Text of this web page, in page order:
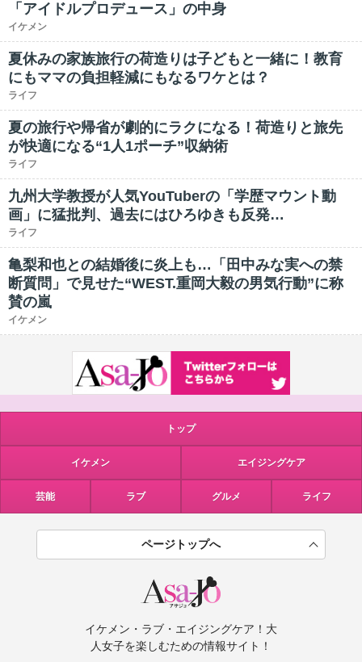
「アイドルプロデュース」の中身
イケメン
夏休みの家族旅行の荷造りは子どもと一緒に！教育
にもママの負担軽減にもなるワケとは？
ライフ
夏の旅行や帰省が劇的にラクになる！荷造りと旅先
が快適になる“1人1ポーチ”収納術
ライフ
九州大学教授が人気YouTuberの「学歴マウント動
画」に猛批判、過去にはひろゆきも反発…
ライフ
亀梨和也との結婚後に炎上も…「田中みな実への禁
断質問」で見せた“WEST.重岡大毅の男気行動”に称
賛の嵐
イケメン
トップ
イケメン エイジングケア
芸能 ラブ グルメ ライフ
ページトップへ
イケメン・ラブ・エイジングケア！大
人女子を楽しむための情報サイト！